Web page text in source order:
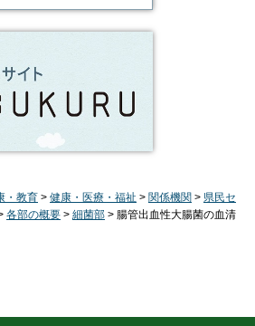
・教育 > 健康・医療・福祉 > 関係機関 > 県民セ
各部の概要 > 細菌部 > 腸管出血性大腸菌の血清